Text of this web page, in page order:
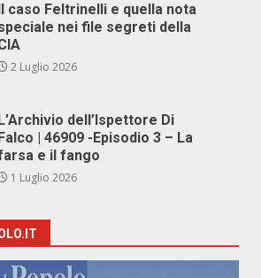
caso Feltrinelli e quella nota
nei file segreti della
2 Luglio 2026
dell’Ispettore Di
| 46909 -Episodio 3 – La
e il fango
1 Luglio 2026